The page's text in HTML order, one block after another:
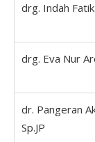
drg. Indah
drg. Eva Nur
dr. Pangeran
Sp.JP